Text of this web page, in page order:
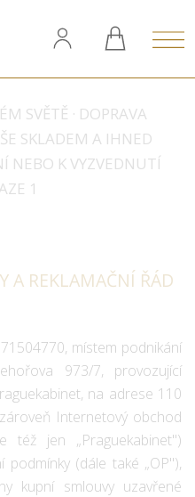
SVĚTĚ · DOPRAVA
SKLADEM A IHNED
NEBO K VYZVEDNUTÍ
1
A REKLAMAČNÍ ŘÁD
místem podnikání
973/7, provozující
na adrese 110
Internetový obchod
též jen „Praguekabinet")
(dále také „OP"),
kupní smlouvy uzavřené